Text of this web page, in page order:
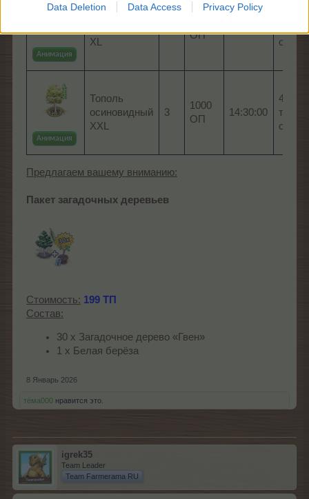
Data Deletion Data Access Privacy Policy
Анимация
Тополь
XL
ОП
Анимация
Тополь
осиновидный
XXL
3
1000
ОП
14:30:00
4 x
Предлагаем вашему вниманию:
Пакет загадочных деревьев
Стоимость: 199 ТП
Состав:
30 х Загадочное дерево «Гвен»
1 х Белая берёза
8 Январь 2026
тёма000 нравится это.
igrek35
Team Leader
Team Farmerama RU